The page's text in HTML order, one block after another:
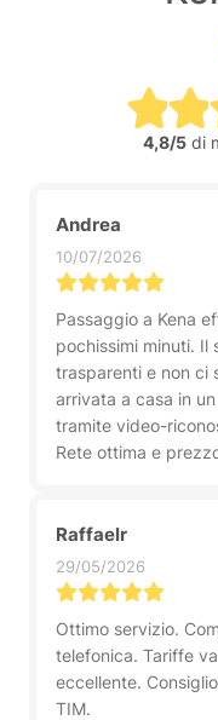
4,8/5di
Andrea
10/07/2026
Passaggio a Kena
pochissimi minuti. Il
trasparenti e non ci
arrivata a casa in
tramite video-
Rete ottima e
Raffaelr
29/05/2026
Ottimo servizio.
telefonica. Tariffe
eccellente.
TIM.